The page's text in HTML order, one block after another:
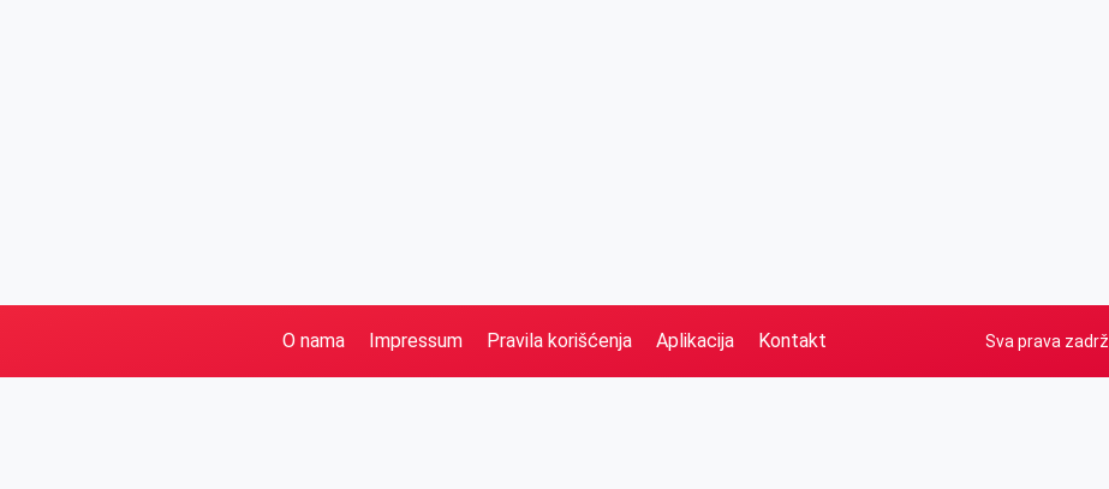
O nama Impressum Pravila korišćenja Aplikacija Kontakt Sva prava